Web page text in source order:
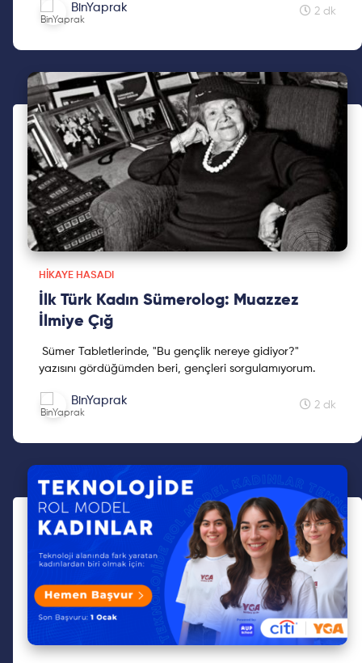
Cumhuriyetimizin 2. yüzyılına kadınların hikayelerini
hediye etmek için çıktığımız Hikaye Hasadına, ilklerin
BinYaprak 2 dk
HIKAYE HASADI
İlk Türk Kadın Sümerolog: Muazzez
İlmiye Çığ
Sümer Tabletlerinde, "Bu gençlik nereye gidiyor?"
yazısını gördüğümden beri, gençleri sorgulamıyorum.
BinYaprak 2 dk